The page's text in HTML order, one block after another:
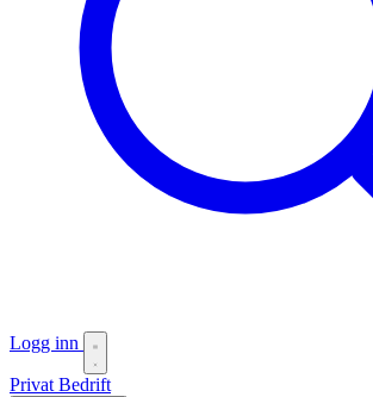
Logg inn
Privat Bedrift